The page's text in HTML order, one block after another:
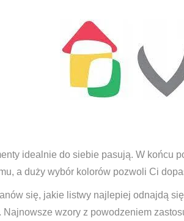
idealnie do siebie pasują. W końcu
a duży wybór kolorów pozwoli Ci
się, jakie listwy najlepiej odnajdą
wzory z powodzeniem